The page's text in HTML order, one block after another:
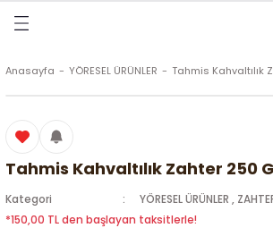
Anasayfa YÖRESEL ÜRÜNLER Tahmis Kahvaltılık
Tahmis Kahvaltılık Zahter 250 G
Kategori YÖRESEL ÜRÜNLER ,
*150,00 TL den başlayan taksitlerle!